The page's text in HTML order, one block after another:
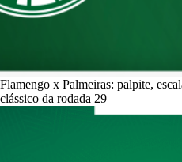
Flamengo x Palmeiras: palpite,
clássico da rodada 29